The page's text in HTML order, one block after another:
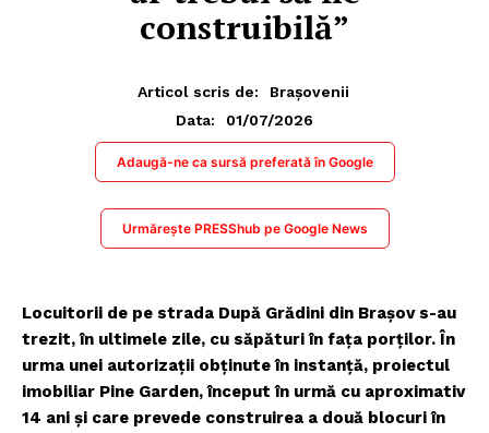
construibilă”
Articol scris de:
Brașovenii
Data:
01/07/2026
Adaugă-ne ca sursă preferată în Google
Urmărește PRESShub pe Google News
Locuitorii de pe strada După Grădini din Brașov s-au
trezit, în ultimele zile, cu săpături în fața porților. În
urma unei autorizații obținute în instanță, proiectul
imobiliar Pine Garden, început în urmă cu aproximativ
14 ani și care prevede construirea a două blocuri în